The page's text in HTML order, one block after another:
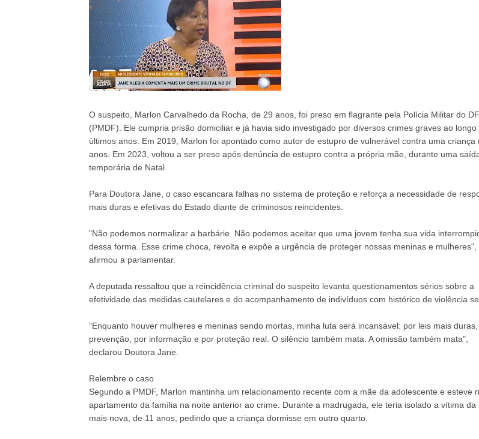
O suspeito, Marlon Carvalhedo da Rocha, de 29 anos, foi preso em flagrante pela Polícia Militar do DF
(PMDF). Ele cumpria prisão domiciliar e já havia sido investigado por diversos crimes graves ao longo
últimos anos. Em 2019, Marlon foi apontado como autor de estupro de vulnerável contra uma criança
anos. Em 2023, voltou a ser preso após denúncia de estupro contra a própria mãe, durante uma
temporária de Natal.
Para Doutora Jane, o caso escancara falhas no sistema de proteção e reforça a necessidade de
mais duras e efetivas do Estado diante de criminosos reincidentes.
"Não podemos normalizar a barbárie. Não podemos aceitar que uma jovem tenha sua vida
dessa forma. Esse crime choca, revolta e expõe a urgência de proteger nossas meninas e mulheres",
afirmou a parlamentar.
A deputada ressaltou que a reincidência criminal do suspeito levanta questionamentos sérios sobre a
efetividade das medidas cautelares e do acompanhamento de indivíduos com histórico de violência
"Enquanto houver mulheres e meninas sendo mortas, minha luta será incansável: por leis mais
prevenção, por informação e por proteção real. O silêncio também mata. A omissão também mata",
declarou Doutora Jane.
Relembre o caso
Segundo a PMDF, Marlon mantinha um relacionamento recente com a mãe da adolescente e esteve
apartamento da família na noite anterior ao crime. Durante a madrugada, ele teria isolado a vítima da
mais nova, de 11 anos, pedindo que a criança dormisse em outro quarto.